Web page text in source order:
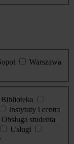
Warszawa
Biblioteka
Instytuty i centra
Obsługa studenta
Usługi